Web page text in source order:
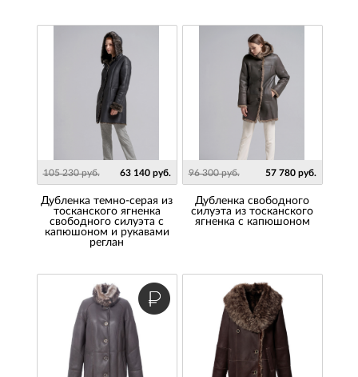
105 230 руб. 63 140 руб.
Дубленка темно-серая из
тосканского ягненка
свободного силуэта с
капюшоном и рукавами
реглан
96 300 руб. 57 780 руб.
Дубленка свободного
силуэта из тосканского
ягненка с капюшоном